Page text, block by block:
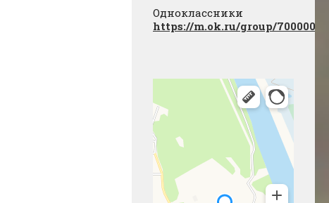
Одноклассники
https://m.ok.ru/group/